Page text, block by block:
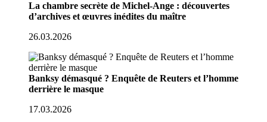
La chambre secrète de Michel-Ange : découvertes
d’archives et œuvres inédites du maître
26.03.2026
Banksy démasqué ? Enquête de Reuters et l’homme
derrière le masque
17.03.2026